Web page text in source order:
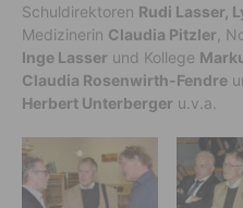
Schuldirektoren Rudi Lasser,
Medizinerin Claudia Pitzler,
Inge Lasser und Kollege
Claudia Rosenwirth-Fendre
Herbert Unterberger u.v.a.